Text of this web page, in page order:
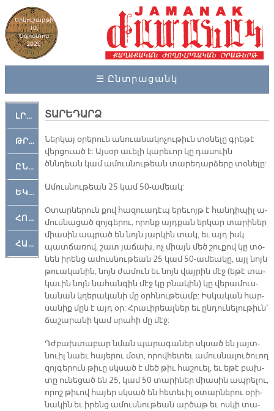
Երկուշաբթի
10,
Օգոստոս
2026
☰ Ընտրացանկ
ԼՐԱՀՈՍ
ԹՐՔԱՀԱՅ ԿԵԱՆՔ
ԸՆԿԵՐԱՄՇԱԿՈՒԹԱՅԻՆ
ԵԿԵՂԵՑԱԿԱՆ
ՀՈԳԵՄՏԱՒՈՐ
ՀԱՐԹԱԿ
ՏԱՐԵԴԱՐՁ
Ներ­կայ օ­րե­րուն ա­նուա­նա­կո­չու­թիւն տօ­նե­լը գրե­թէ
վեր­ցուած է: Այ­սօր ա­ւե­լի կա­րե­ւոր կը դա­սուին
ծննդեան կամ ա­մուս­նու­թեան տա­րե­դար­ձե­րը տօ­նե­լը:
Ա­մուս­նու­թեան 25 կամ 50-ա­մեակ:
Օ­տար­նե­րուն քով հա­զուա­դէպ ե­րե­ւոյթ է հան­դի­պիլ ա­
մուս­նա­ցած զոյ­գե­րու, ո­րոնք այդ­քան եր­կար տա­րի­ներ
միա­սին ապ­րած են նոյն յար­կին տակ, եւ այդ իսկ
պատ­ճա­ռով, շատ յա­ճախ, ոչ միայն մեծ շու­քով կը տօ­
նեն ի­րենց ա­մուս­նու­թեան 25 կամ 50-ա­մեա­կը, այլ նոյն
թուա­կա­նին, նոյն ժա­մուն եւ նոյն վայ­րին մէջ (ե­թէ տա­
կա­ւին նոյն նա­հան­գին մէջ կը բնա­կին) կը վե­րա­մուս­
նա­նան կղե­րա­կա­նի մը օրհ­նու­թեամբ: Իս­կա­կան հար­
սա­նիք մըն է այդ օր: Հրա­ւի­րեալ­ներ եւ ըն­դու­նե­լու­թիւն՝
ճա­շա­րա­նի կամ սրա­հի մը մէջ:
Դժբախ­տա­բար նման պա­րա­գա­ներ սկսած են յայտ­
նուիլ նաեւ հա­յե­րու մօտ, ո­րով­հե­տեւ ա­մուս­նա­լու­ծուող
զոյ­գե­րուն թի­ւը սկսած է մեծ թիւ հա­շուել, եւ ե­թէ բախ­
տը ու­նե­ցած են 25, կամ 50 տա­րի­ներ միա­սին ապ­րե­լու,
ո­րոշ թի­ւով հա­յեր սկսած են հե­տե­ւիլ օ­տար­նե­րու օ­րի­
նա­կին եւ ի­րենց ա­մուս­նու­թեան ար­ծաթ եւ ոս­կի տա­